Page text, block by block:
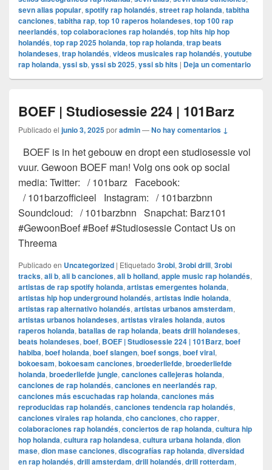
sevn alias popular, spotify rap holandés, street rap holanda, tabitha
canciones, tabitha rap, top 10 raperos holandeses, top 100 rap
neerlandés, top colaboraciones rap holandés, top hits hip hop
holandés, top rap 2025 holanda, top rap holanda, trap beats
holandeses, trap holandés, videos musicales rap holandés, youtube
rap holanda, yssi sb, yssi sb 2025, yssi sb hits | Deja un comentario
BOEF | Studiosessie 224 | 101Barz
Publicado el junio 3, 2025poradmin—No hay comentarios ↓
BOEF is in het gebouw en dropt een studiosessie vol
vuur. Gewoon BOEF man! Volg ons ook op social
media: Twitter: / 101barz Facebook:
/ 101barzofficieel Instagram: / 101barzbnn
Soundcloud: / 101barzbnn Snapchat: Barz101
#GewoonBoef #Boef #Studiosessie Contact Us on
Threema
Publicado en Uncategorized | Etiquetado 3robi, 3robi drill, 3robi
tracks, ali b, ali b canciones, ali b holland, apple music rap holandés,
artistas de rap spotify holanda, artistas emergentes holanda,
artistas hip hop underground holandés, artistas indie holanda,
artistas rap alternativo holandés, artistas urbanos amsterdam,
artistas urbanos holandeses, artistas virales holanda, autos
raperos holanda, batallas de rap holanda, beats drill holandeses,
beats holandeses, boef, BOEF | Studiosessie 224 | 101Barz, boef
habiba, boef holanda, boef slangen, boef songs, boef viral,
bokoesam, bokoesam canciones, broederliefde, broederliefde
holanda, broederliefde jungle, canciones callejeras holanda,
canciones de rap holandés, canciones en neerlandés rap,
canciones más escuchadas rap holanda, canciones más
reproducidas rap holandés, canciones tendencia rap holandés,
canciones virales rap holanda, cho canciones, cho rapper,
colaboraciones rap holandés, conciertos de rap holanda, cultura hip
hop holanda, cultura rap holandesa, cultura urbana holanda, dion
mase, dion mase canciones, discografías rap holanda, diversidad
en rap holandés, drill amsterdam, drill holandés, drill rotterdam,